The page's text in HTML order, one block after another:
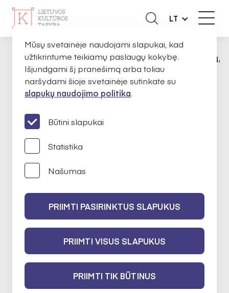
LT
PAGRINDINISAPIE MUS EKSPERTAI VAIDA
Vaida Almonaitytė
Navickienė
2024-02-14 iki 2026-02-14
GRĮŽTI
Mūsų svetainėje naudojami slapukai, kad
užtikrintume teikiamų paslaugų kokybę.
Išjundgami šį pranešimą arba toliau
naršydami šioje svetainėje sutinkate su
slapukų naudojimo politika.
Būtini slapukai
Statistika
Našumas
PRIIMTI PASIRINKTUS SLAPUKUS
PRIIMTI VISUS SLAPUKUS
PRIIMTI TIK BŪTINUS